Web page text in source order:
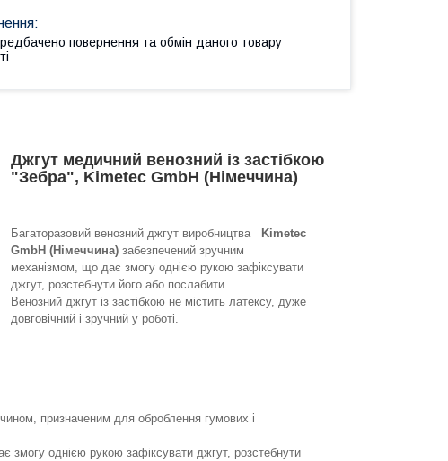
повернення та обмін даного товару
Джгут медичний венозний із застібкою
"Зебра", Kimetec GmbH (Німеччина)
Багаторазовий венозний джгут виробництва
Kimetec
GmbH (Німеччина) забезпечений зручним
механізмом, що дає змогу однією рукою зафіксувати
джгут, розстебнути його або послабити.
Венозний джгут із застібкою не містить латексу, дуже
довговічний і зручний у роботі.
призначеним для оброблення гумових і
змогу однією рукою зафіксувати джгут, розстебнути